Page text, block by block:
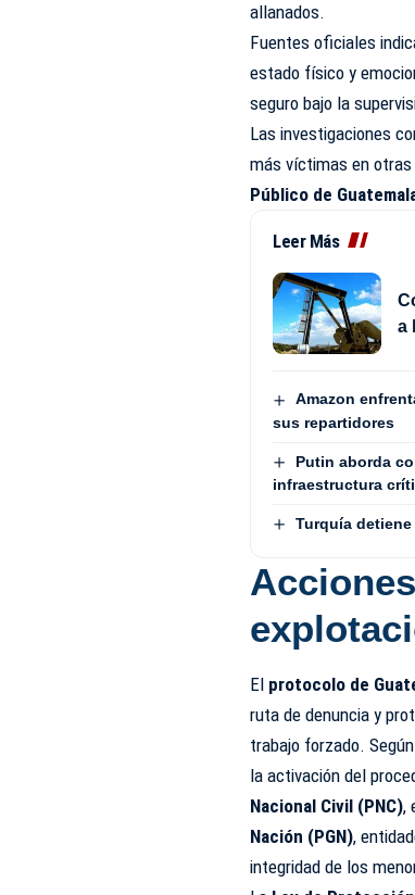
allanados.
Fuentes oficiales
estado físico y
seguro bajo la
Las investigaciones
más víctimas en
Público de
Leer Más
a
Amazon
sus repartidores
Putin aborda
infraestructura
Turquía
El protocolo de
ruta de denuncia y
trabajo forzado.
la activación del
Nacional Civil (PNC),
Nación (PGN),
integridad de los